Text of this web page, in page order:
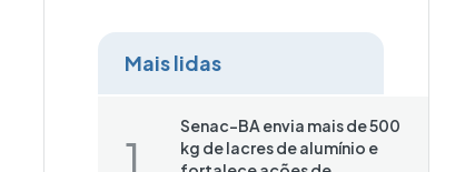
Mais lidas
Senac-BA envia mais de 500
kg de lacres de alumínio e